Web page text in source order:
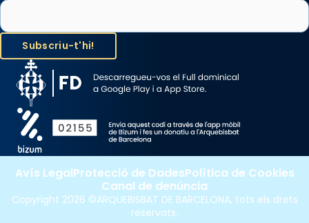
Copyright 2026 ©ARQUEBISBAT DE BARCELONA, tots els drets
reservats.
Avís LegalProtecció de DadesPolítica de Cookies
Canal de denúncia